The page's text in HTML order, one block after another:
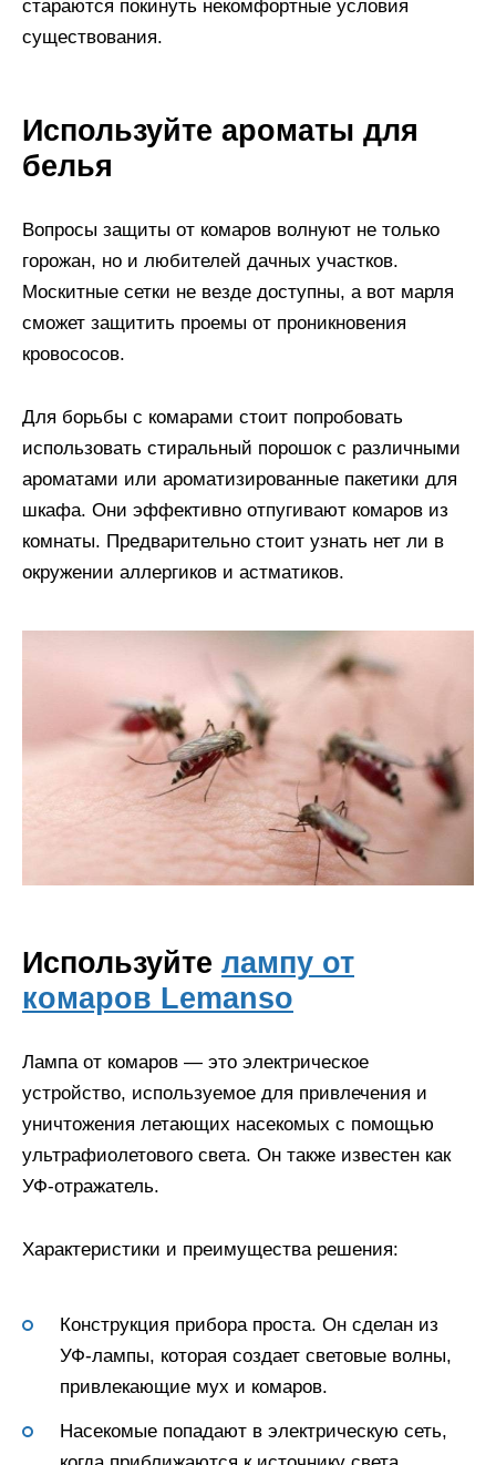
стараются покинуть некомфортные условия
существования.
Используйте ароматы для
белья
Вопросы защиты от комаров волнуют не только
горожан, но и любителей дачных участков.
Москитные сетки не везде доступны, а вот марля
сможет защитить проемы от проникновения
кровососов.
Для борьбы с комарами стоит попробовать
использовать стиральный порошок с различными
ароматами или ароматизированные пакетики для
шкафа. Они эффективно отпугивают комаров из
комнаты. Предварительно стоит узнать нет ли в
окружении аллергиков и астматиков.
Используйте лампу от
комаров Lemanso
Лампа от комаров — это электрическое
устройство, используемое для привлечения и
уничтожения летающих насекомых с помощью
ультрафиолетового света. Он также известен как
УФ-отражатель.
Характеристики и преимущества решения:
Конструкция прибора проста. Он сделан из
УФ-лампы, которая создает световые волны,
привлекающие мух и комаров.
Насекомые попадают в электрическую сеть,